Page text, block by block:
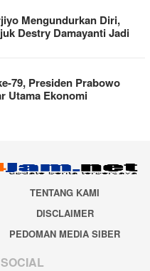
Mengundurkan Diri,
Destry Damayanti Jadi
79, Presiden Prabowo
Utama Ekonomi
TENTANG KAMI
DISCLAIMER
PEDOMAN MEDIA SIBER